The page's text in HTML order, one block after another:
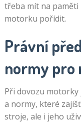
třeba mít na
motorku pořídit.
Právní
normy pro
Při dovozu
a normy, které
stroje, ale i jeho